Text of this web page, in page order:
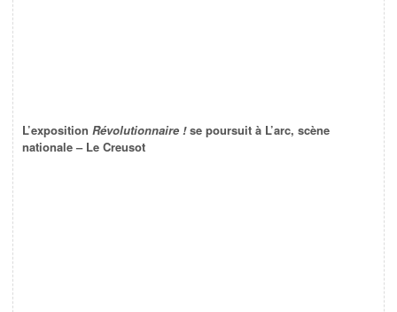
L’exposition Révolutionnaire !se poursuit à L’arc, scène
nationale – Le Creusot